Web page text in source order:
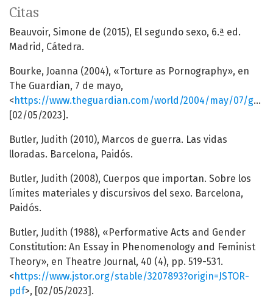
Citas
Beauvoir, Simone de (2015), El segundo sexo, 6.ª ed.
Madrid, Cátedra.
Bourke, Joanna (2004), «Torture as Pornography», en
The Guardian, 7 de mayo,
<https://www.theguardian.com/world/2004/may/07/gender.uk
[02/05/2023].
Butler, Judith (2010), Marcos de guerra. Las vidas
lloradas. Barcelona, Paidós.
Butler, Judith (2008), Cuerpos que importan. Sobre los
límites materiales y discursivos del sexo. Barcelona,
Paidós.
Butler, Judith (1988), «Performative Acts and Gender
Constitution: An Essay in Phenomenology and Feminist
Theory», en Theatre Journal, 40 (4), pp. 519-531.
<https://www.jstor.org/stable/3207893?origin=JSTOR-
pdf>, [02/05/2023].